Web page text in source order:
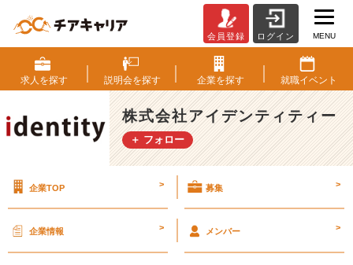
女
子
だ
け
の
女
会
♥︎
会員登録 ログイン MENU
求人を探す 説明会を探す 企業を探す 就職イベント
株式会社アイデンティティー
＋ フォロー
企業TOP > 募集 >
企業情報 > メンバー >